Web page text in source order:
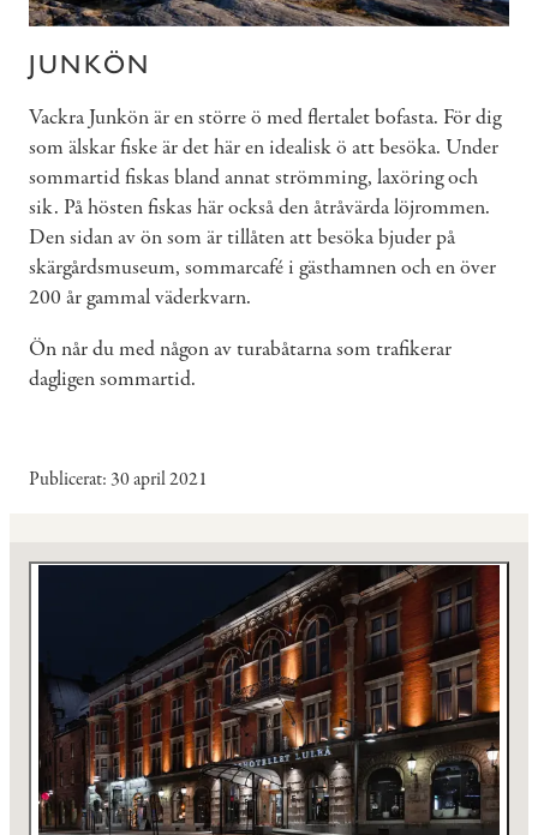
JUNKÖN
Vackra Junkön är en större ö med flertalet bofasta. För dig
som älskar fiske är det här en idealisk ö att besöka. Under
sommartid fiskas bland annat strömming, laxöring och
sik. På hösten fiskas här också den åtråvärda löjrommen.
Den sidan av ön som är tillåten att besöka bjuder på
skärgårdsmuseum, sommarcafé i gästhamnen och en över
200 år gammal väderkvarn.
Ön når du med någon av turabåtarna som trafikerar
dagligen sommartid.
Publicerat 30 april 2021